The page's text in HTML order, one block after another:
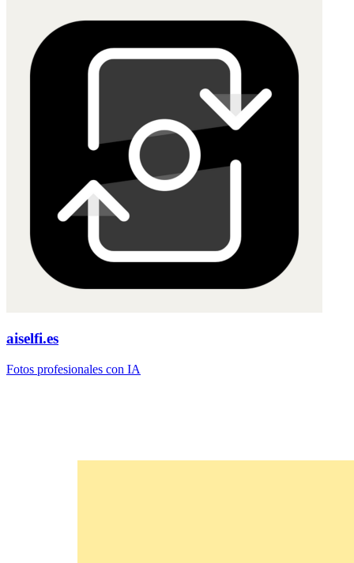
aiselfi.es
Fotos profesionales con IA